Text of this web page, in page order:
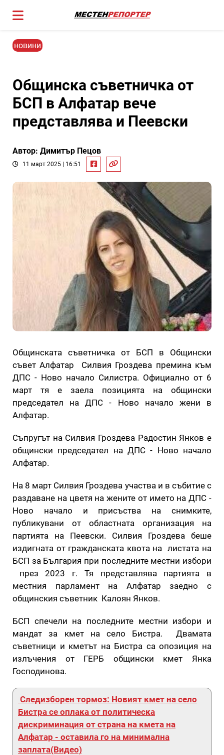
новини
Общинска съветничка от
БСП в Алфатар вече
представлява и Пеевски
Автор: Димитър Пецов
11 март 2025 | 16:51
Общинската съветничка от БСП в Общински
съвет Алфатар Силвия Гроздева премина към
ДПС - Ново начало Силистра. Официално от 6
март тя е заела позицията на общински
председател на ДПС - Ново начало жени в
Алфатар.
Съпругът на Силвия Гроздева Радостин Янков е
общински председател на ДПС - Ново начало
Алфатар.
На 8 март Силвия Гроздева участва и в събитие с
раздаване на цветя на жените от името на ДПС -
Ново начало и присъства на снимките,
публикувани от областната организация на
партията на Пеевски. Силвия Гроздева беше
издигната от гражданската квота на листата на
БСП за България при последните местни избори
през 2023 г. Тя представлява партията в
местния парламент на Алфатар заедно с
общинския съветник Калоян Янков.
БСП спечели на последните местни избори и
мандат за кмет на село Бистра. Двамата
съветници и кметът на Бистра са опозиция на
излъчения от ГЕРБ общински кмет Янка
Господинова.
Следизборен тормоз: Новият кмет на село
Бистра се оплака от политическа
дискриминация от страна на кмета на
Алфатар - оставила го на минимална
заплата(Видео)